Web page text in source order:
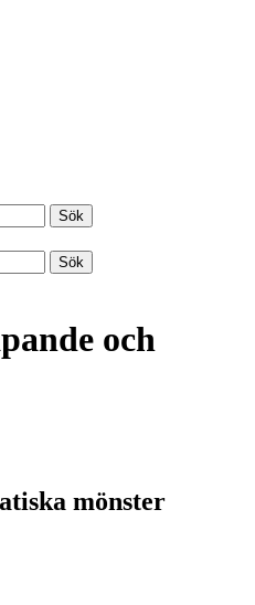
Sök
Sök
och
mönster